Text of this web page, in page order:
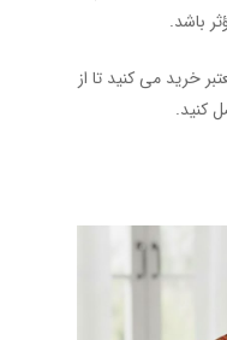
باشد.
خرید می ‌کنید تا از
کنید.